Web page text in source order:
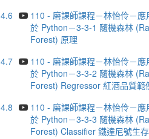
4.6
110 - 磨課師課程－林怡伶－應
於 Python－3-3-1 隨機森林
Forest) 原理
4.7
110 - 磨課師課程－林怡伶－應
於 Python－3-3-2 隨機森林
Forest) Regressor 紅酒品質範
4.8
110 - 磨課師課程－林怡伶－應
於 Python－3-3-3 隨機森林
Forest) Classifier 鐵達尼號⽣